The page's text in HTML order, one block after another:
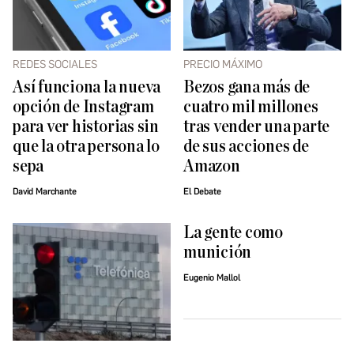
REDES SOCIALES
Así funciona la nueva
opción de Instagram
para ver historias sin
que la otra persona lo
sepa
David Marchante
PRECIO MÁXIMO
Bezos gana más de
cuatro mil millones
tras vender una parte
de sus acciones de
Amazon
El Debate
La gente como
munición
Eugenio Mallol